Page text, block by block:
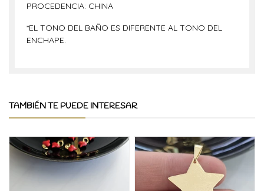
PROCEDENCIA: CHINA
*EL TONO DEL BAÑO ES DIFERENTE AL TONO DEL
ENCHAPE.
TAMBIÉN TE PUEDE INTERESAR